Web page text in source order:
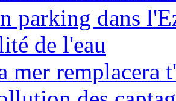
parking dans
de l'eau
mer remplacera